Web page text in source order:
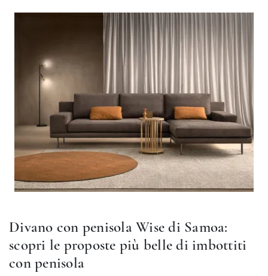
Divano con penisola Wise di Samoa:
scopri le proposte più belle di imbottiti
con penisola